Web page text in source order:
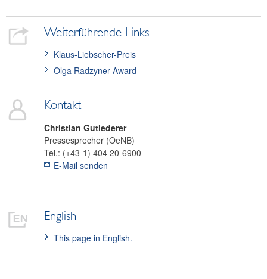
Weiterführende Links
Klaus-Liebscher-Preis
Olga Radzyner Award
Kontakt
Christian Gutlederer
Pressesprecher (OeNB)
Tel.: (+43-1) 404 20-6900
E-Mail senden
English
This page in English.